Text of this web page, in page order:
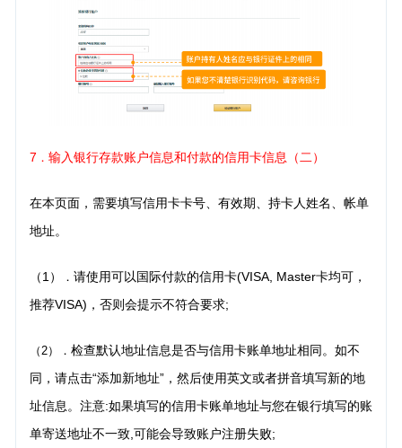
7 ． 输入银行存款账户信息和付款的信用卡信息（二）
在本页面，需要填写信用卡卡号、有效期、持卡人姓名、帐单
地址。
（1） ． 请使用可以国际付款的信用卡(VISA, Master卡均可，
推荐VISA)，否则会提示不符合要求;
（2）． 检查默认地址信息是否与信用卡账单地址相同。如不
同，请点击“添加新地址”，然后使用英文或者拼音填写新的地
址信息。注意:如果填写的信用卡账单地址与您在银行填写的账
单寄送地址不一致,可能会导致账户注册失败;